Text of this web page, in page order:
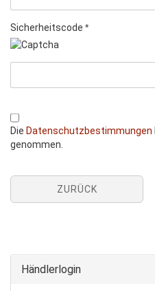
Sicherheitscode
Die Datenschutzbestimmungen
genommen.
ZURÜCK
Händlerlogin